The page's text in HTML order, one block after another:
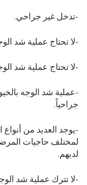
-تدخل غير جراحي.
-لا تحتاج عملية شد
-لا تحتاج عملية شد
-عملية شد الوجه
جراحياً.
-يوجد العديد من
لمختلف حاجيات
لديهم.
-لا تترك عملية شد